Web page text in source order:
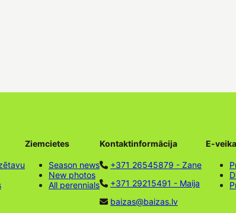
Ziemcietes
Season news
New photos
All perennials
Kontaktinformācija
+371 26545879 - Zane
+371 29215491 - Maija
baizas@baizas.lv
E-